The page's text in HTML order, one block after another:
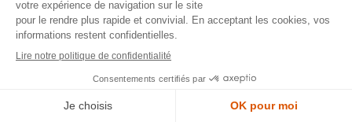
388 Av. Charles de Gaulle, 69200 Vénissieux
© 2007-2025 Silverstone Motor